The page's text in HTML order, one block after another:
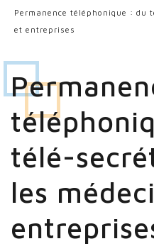
Permanence téléphonique : du
et entreprises
télé-
les